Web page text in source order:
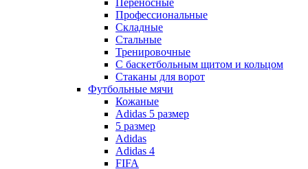
Переносные
Профессиональные
Складные
Стальные
Тренировочные
С баскетбольным щитом и кольцом
Стаканы для ворот
Футбольные мячи
Кожаные
Adidas 5 размер
5 размер
Adidas
Adidas 4
FIFA